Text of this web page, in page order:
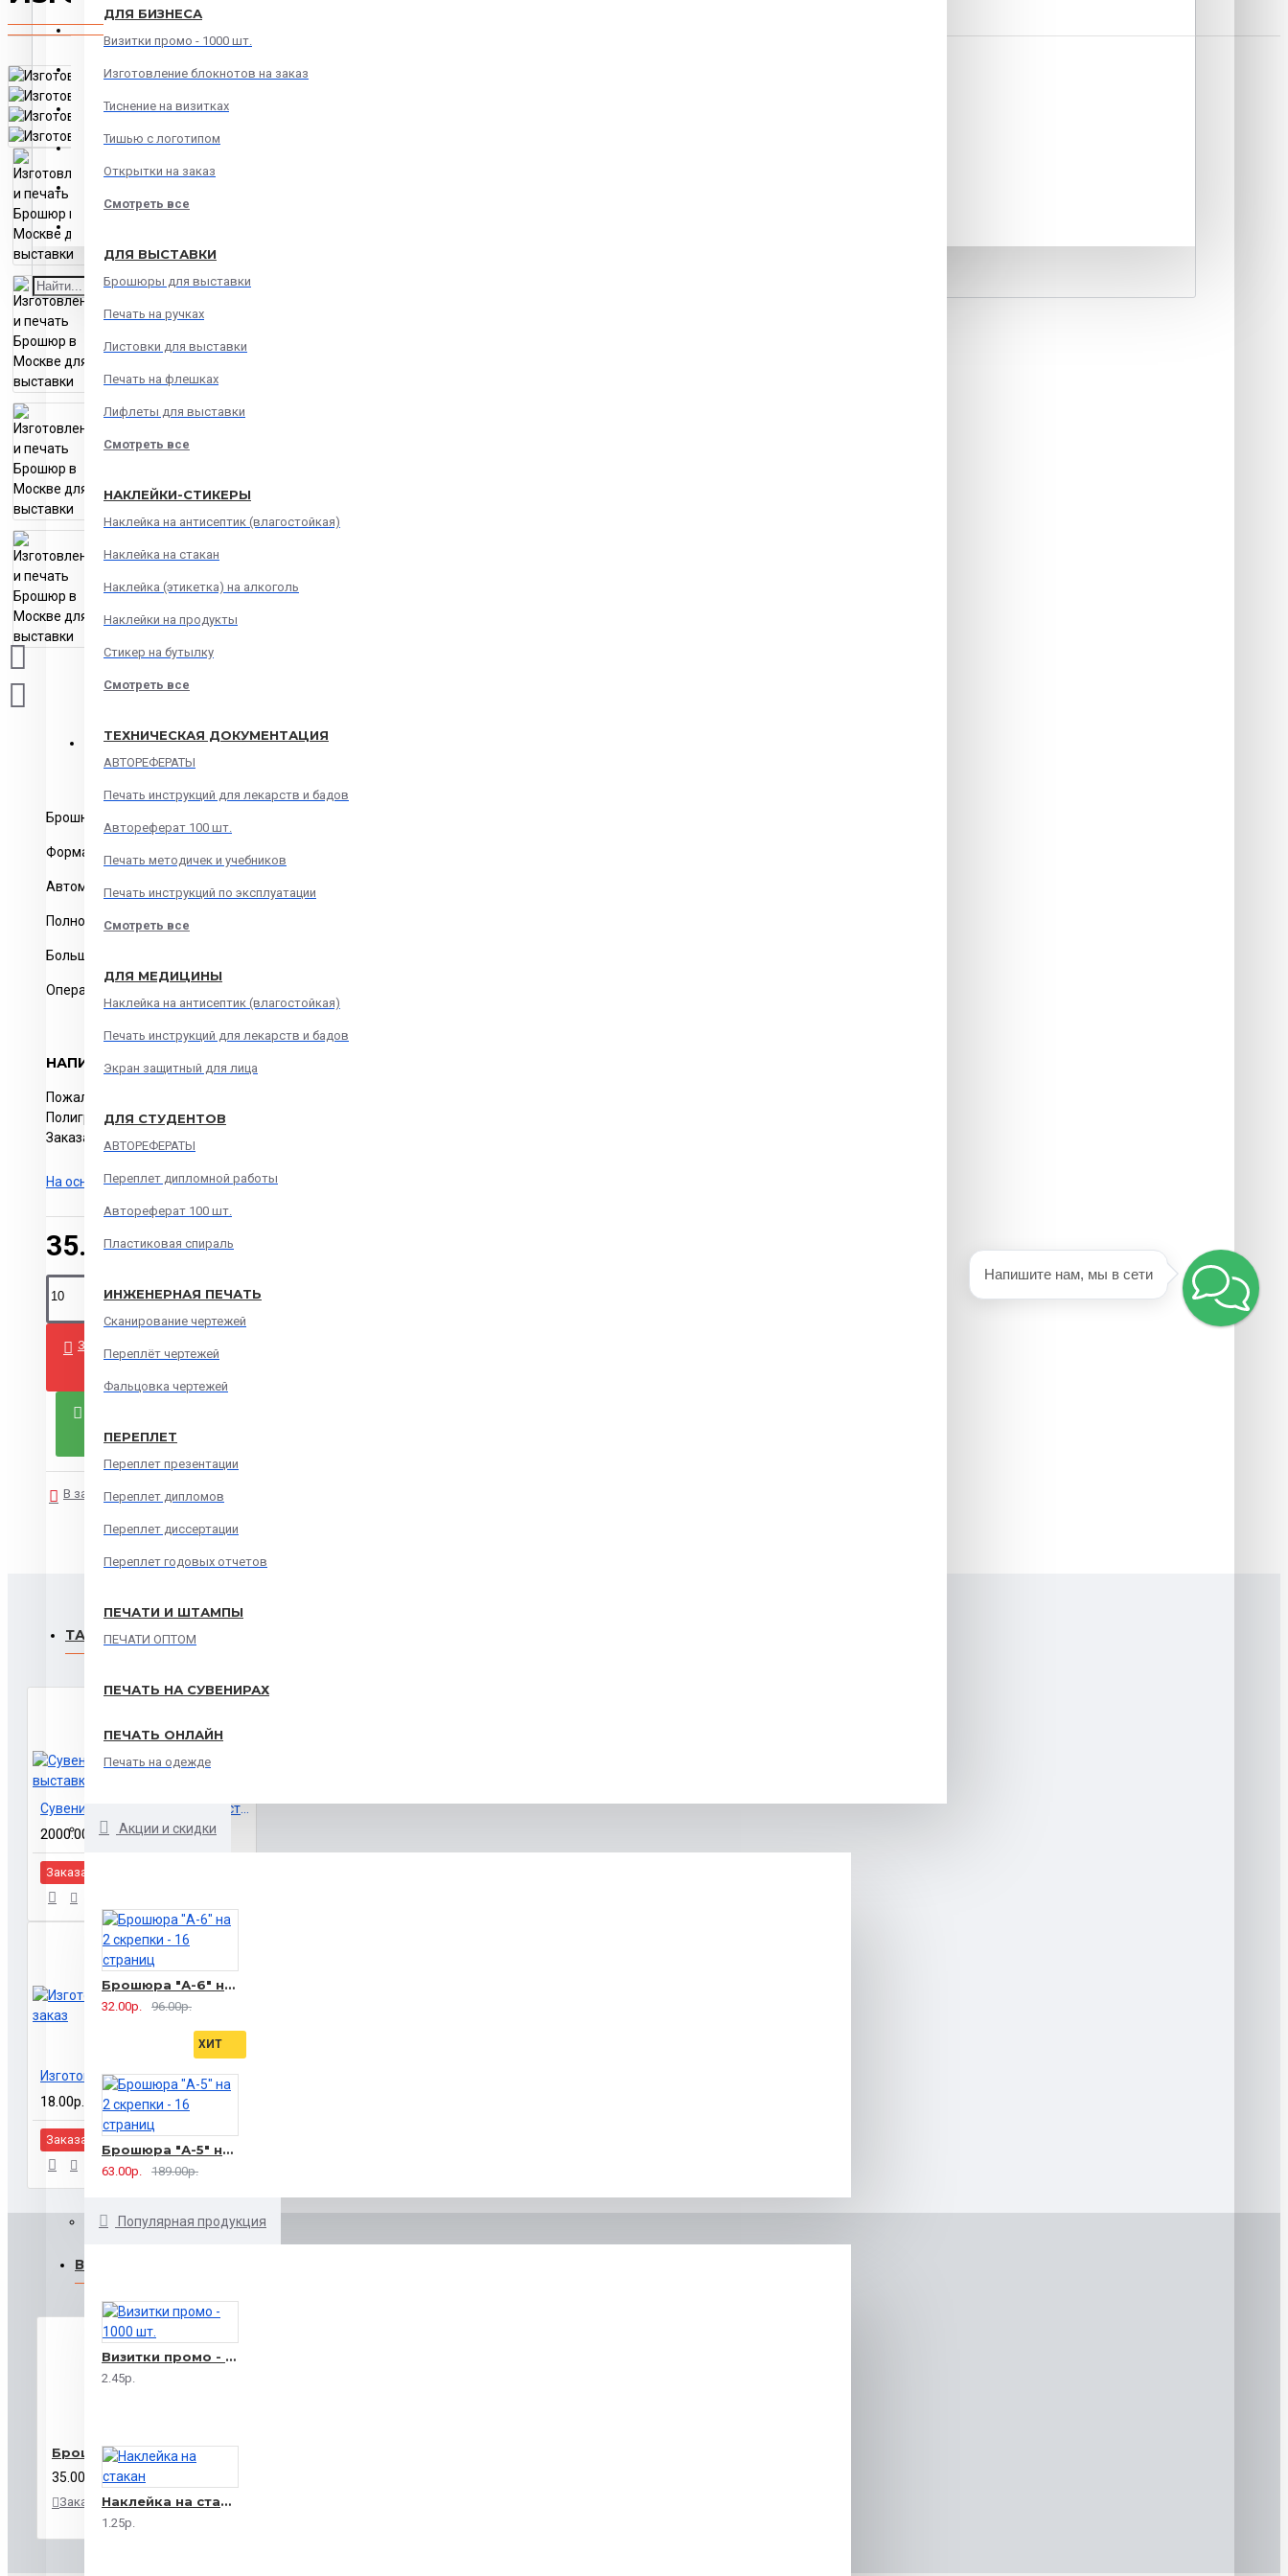
МЯГКИЙ ПЕРЕПЛЕТ
ПЕЧАТИ и ШТАМПЫ
Печать онлайн
Печать на сувенирах
ДЛЯ БИЗНЕСА
Визитки промо - 1000 шт.
Изготовление блокнотов на заказ
Тиснение на визитках
Тишью с логотипом
Открытки на заказ
Смотреть все
ДЛЯ ВЫСТАВКИ
Брошюры для выставки
Печать на ручках
Листовки для выставки
Печать на флешках
Лифлеты для выставки
Смотреть все
НАКЛЕЙКИ-СТИКЕРЫ
Наклейка на антисептик (влагостойкая)
Наклейка на стакан
Наклейка (этикетка) на алкоголь
Наклейки на продукты
Стикер на бутылку
Смотреть все
ТЕХНИЧЕСКАЯ ДОКУМЕНТАЦИЯ
АВТОРЕФЕРАТЫ
Печать инструкций для лекарств и бадов
Автореферат 100 шт.
Печать методичек и учебников
Печать инструкций по эксплуатации
Смотреть все
ДЛЯ МЕДИЦИНЫ
Наклейка на антисептик (влагостойкая)
Печать инструкций для лекарств и бадов
Экран защитный для лица
ДЛЯ СТУДЕНТОВ
АВТОРЕФЕРАТЫ
Переплет дипломной работы
Автореферат 100 шт.
Пластиковая спираль
ИНЖЕНЕРНАЯ ПЕЧАТЬ
Сканирование чертежей
Переплёт чертежей
Фальцовка чертежей
ПЕРЕПЛЕТ
Переплет презентации
Переплет дипломов
Переплет диссертации
Переплет годовых отчетов
ПЕЧАТИ И ШТАМПЫ
ПЕЧАТИ ОПТОМ
ПЕЧАТЬ НА СУВЕНИРАХ
ПЕЧАТЬ ОНЛАЙН
Печать на одежде
Акции и скидки
Брошюра "А-6" на 2 скрепки - 16 страниц
32.00р. 96.00р.
Брошюра "А-5" на 2 скрепки - 16 страниц
63.00р. 189.00р.
Популярная продукция
Визитки промо - 1000 шт.
2.45р.
Наклейка на стакан
1.25р.
ОПИСАНИЕ ОСТАВИТЬ ОТЗЫВ
Брошюры от 8 полос
Форматы на выбор А-6, А-5, А-4 или по вашему заданию
Автоматизированная сборка на 2 скрепки
Полноцветная печать
Большой выбор бумаг
Оперативный запуск в печать.
НАПИСАТЬ ОТЗЫВ
Пожалуйста
Полиграфия в Москве с доставкой по РФ. Изготовление и печать полиграфической продукции.
Заказать изготовление и печать.
На основе 0 отзывов.-Написать отзыв
35.00р.
ЗАКАЗАТЬ
В закладки В сравнение
ТАКЖЕ ЗАКАЗЫВАЮТ
Сувенирная продукция на выставку
2000.00р.
Заказать
ХИТ
18.00р.
Заказать
ВЫ СМОТРЕЛИ
Брошюры для выставки
35.00р.
Заказать
В
В
Напишите нам, мы в сети